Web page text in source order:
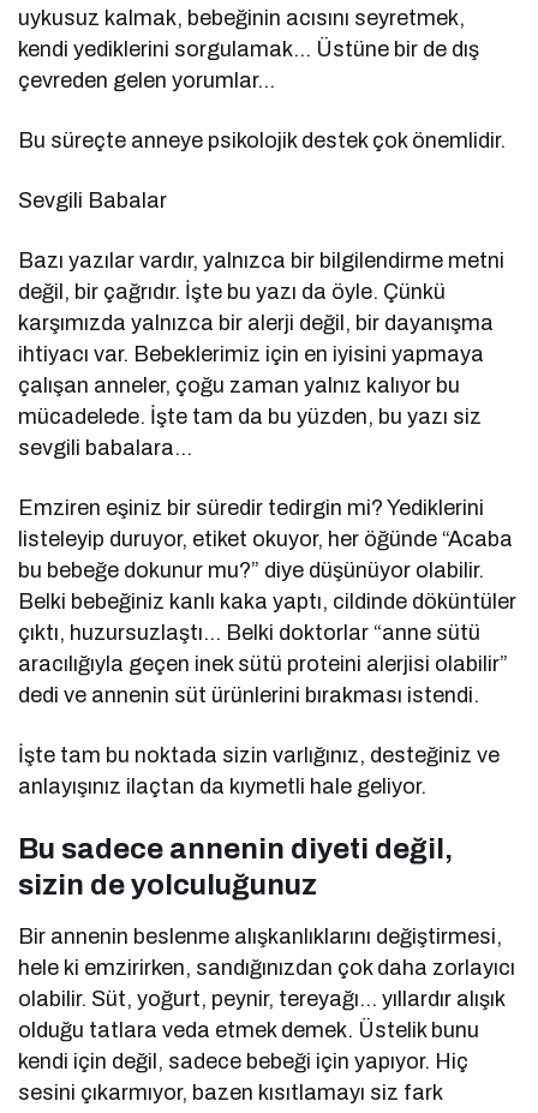
uykusuz kalmak, bebeğinin acısını seyretmek,
kendi yediklerini sorgulamak… Üstüne bir de dış
çevreden gelen yorumlar…
Bu süreçte anneye psikolojik destek çok önemlidir.
Sevgili Babalar
Bazı yazılar vardır, yalnızca bir bilgilendirme metni
değil, bir çağrıdır. İşte bu yazı da öyle. Çünkü
karşımızda yalnızca bir alerji değil, bir dayanışma
ihtiyacı var. Bebeklerimiz için en iyisini yapmaya
çalışan anneler, çoğu zaman yalnız kalıyor bu
mücadelede. İşte tam da bu yüzden, bu yazı siz
sevgili babalara…
Emziren eşiniz bir süredir tedirgin mi? Yediklerini
listeleyip duruyor, etiket okuyor, her öğünde “Acaba
bu bebeğe dokunur mu?” diye düşünüyor olabilir.
Belki bebeğiniz kanlı kaka yaptı, cildinde döküntüler
çıktı, huzursuzlaştı… Belki doktorlar “anne sütü
aracılığıyla geçen inek sütü proteini alerjisi olabilir”
dedi ve annenin süt ürünlerini bırakması istendi.
İşte tam bu noktada sizin varlığınız, desteğiniz ve
anlayışınız ilaçtan da kıymetli hale geliyor.
Bu sadece annenin diyeti değil,
sizin de yolculuğunuz
Bir annenin beslenme alışkanlıklarını değiştirmesi,
hele ki emzirirken, sandığınızdan çok daha zorlayıcı
olabilir. Süt, yoğurt, peynir, tereyağı… yıllardır alışık
olduğu tatlara veda etmek demek. Üstelik bunu
kendi için değil, sadece bebeği için yapıyor. Hiç
sesini çıkarmıyor, bazen kısıtlamayı siz fark